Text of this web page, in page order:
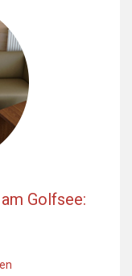
Golfsee: